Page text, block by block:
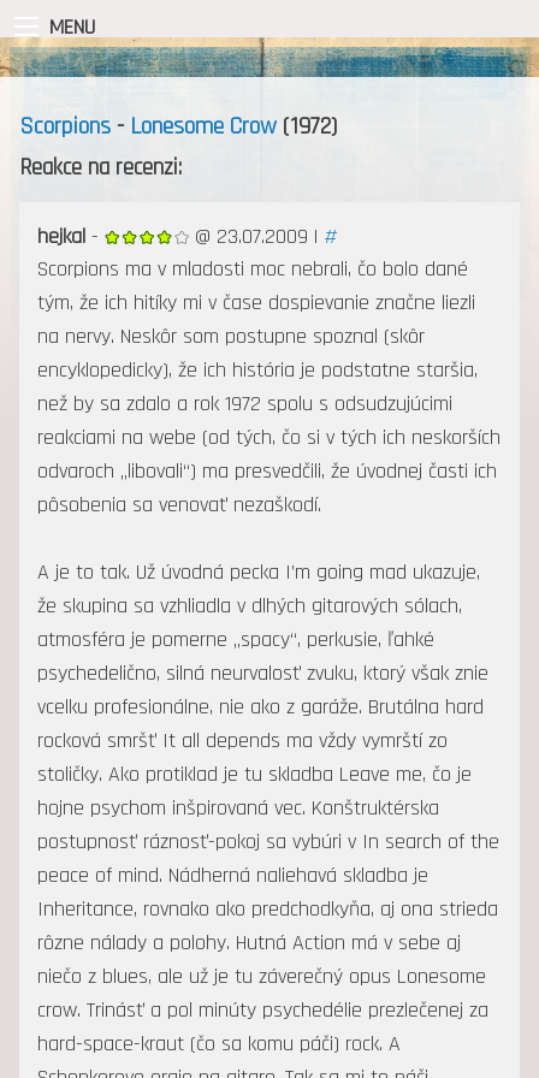
MENU
Scorpions- Lonesome Crow(1972)
Reakce na recenzi:
hejkal- @ 23.07.2009 | #
Scorpions ma v mladosti moc nebrali, čo bolo dané
tým, že ich hitíky mi v čase dospievanie značne liezli
na nervy. Neskôr som postupne spoznal (skôr
encyklopedicky), že ich história je podstatne staršia,
než by sa zdalo a rok 1972 spolu s odsudzujúcimi
reakciami na webe (od tých, čo si v tých ich neskorších
odvaroch „libovali“) ma presvedčili, že úvodnej časti ich
pôsobenia sa venovať nezaškodí.
A je to tak. Už úvodná pecka I’m going mad ukazuje,
že skupina sa vzhliadla v dlhých gitarových sólach,
atmosféra je pomerne „spacy“, perkusie, ľahké
psychedelično, silná neurvalosť zvuku, ktorý však znie
vcelku profesionálne, nie ako z garáže. Brutálna hard
rocková smršť It all depends ma vždy vymrští zo
stoličky. Ako protiklad je tu skladba Leave me, čo je
hojne psychom inšpirovaná vec. Konštruktérska
postupnosť ráznosť-pokoj sa vybúri v In search of the
peace of mind. Nádherná naliehavá skladba je
Inheritance, rovnako ako predchodkyňa, aj ona strieda
rôzne nálady a polohy. Hutná Action má v sebe aj
niečo z blues, ale už je tu záverečný opus Lonesome
crow. Trinásť a pol minúty psychedélie prezlečenej za
hard-space-kraut (čo sa komu páči) rock. A